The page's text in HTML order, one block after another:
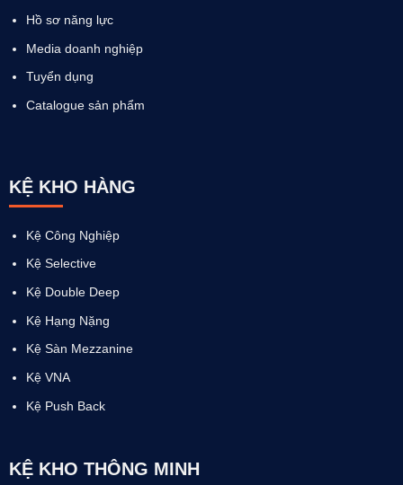
Hồ sơ năng lực
Media doanh nghiệp
Tuyển dụng
Catalogue sản phẩm
KỆ KHO HÀNG
Kệ Công Nghiệp
Kệ Selective
Kệ Double Deep
Kệ Hạng Nặng
Kệ Sàn Mezzanine
Kệ VNA
Kệ Push Back
KỆ KHO THÔNG MINH